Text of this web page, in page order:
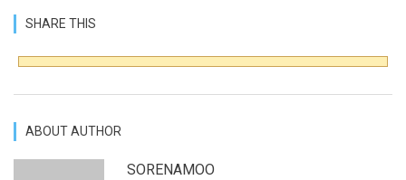
SHARE THIS
ABOUT AUTHOR
SORENAMOO